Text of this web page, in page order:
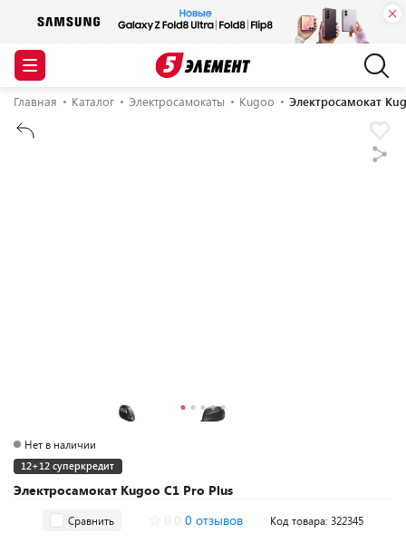
Главная Каталог Электросамокаты Kugoo Электросамокат
Электросамокат Kugoo C1 Pro Plus
Нет в наличии
12+12 суперкредит
Сравнить 0 отзывов Код товара: 322345